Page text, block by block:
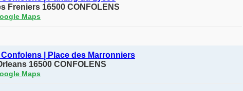
Freniers 16500 CONFOLENS
Maps
Confolens | Place des Marronniers
16500 CONFOLENS
Maps